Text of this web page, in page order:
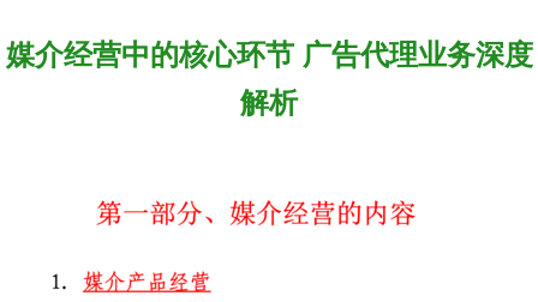
媒介经营中的核心环节 广告代理业务深度
解析